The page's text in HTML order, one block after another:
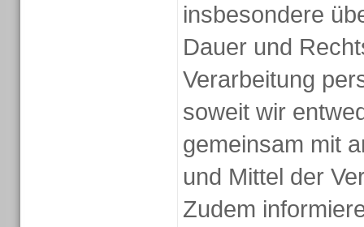
insbesondere
Dauer und
Verarbeitung
soweit wir
gemeinsam mit
und Mittel der
Zudem